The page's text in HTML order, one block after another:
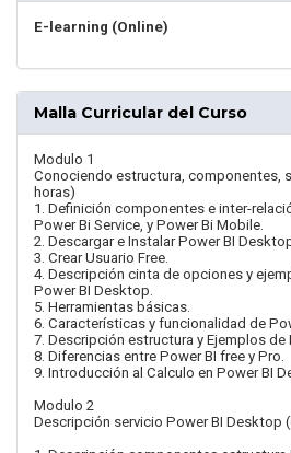
E-learning (Online)
Malla Curricular del Curso
Modulo 1
Conociendo estructura, componentes,
horas)
1. Definición componentes e inter-
Power Bi Service, y Power Bi Mobile.
2. Descargar e Instalar Power BI
3. Crear Usuario Free.
4. Descripción cinta de opciones y
Power BI Desktop.
5. Herramientas básicas.
6. Características y funcionalidad de
7. Descripción estructura y Ejemplos de
8. Diferencias entre Power BI free y Pro.
9. Introducción al Calculo en Power BI
Modulo 2
Descripción servicio Power BI Desktop